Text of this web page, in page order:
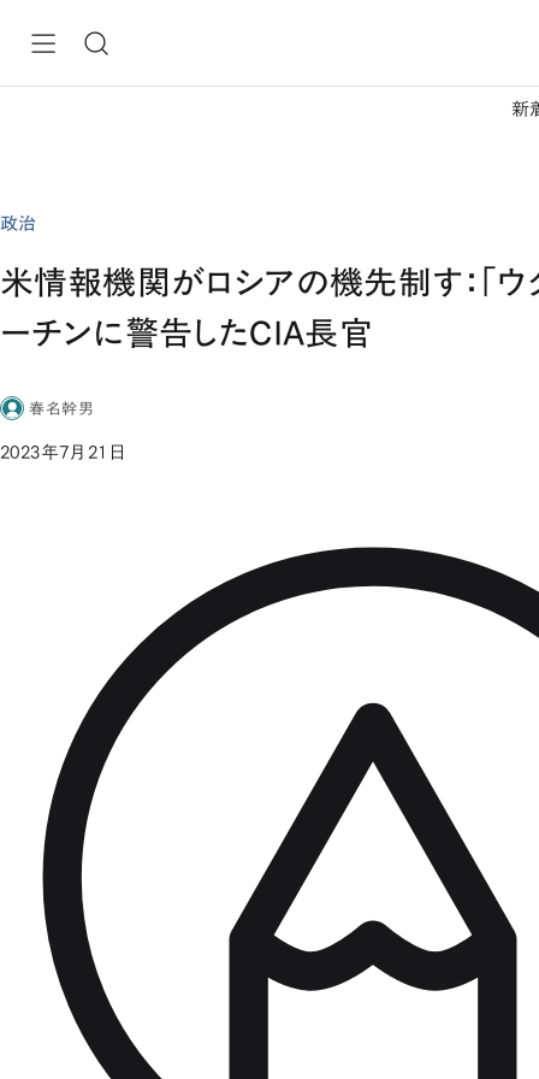
新
政治
米情報機関がロシアの機先制す：「ウ
ーチンに警告したCIA長官
春名幹男
2023年7月21日